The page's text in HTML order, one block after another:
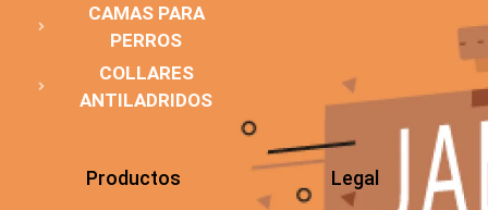
CAMAS PARA
PERROS
COLLARES
ANTILADRIDOS
Productos Legal